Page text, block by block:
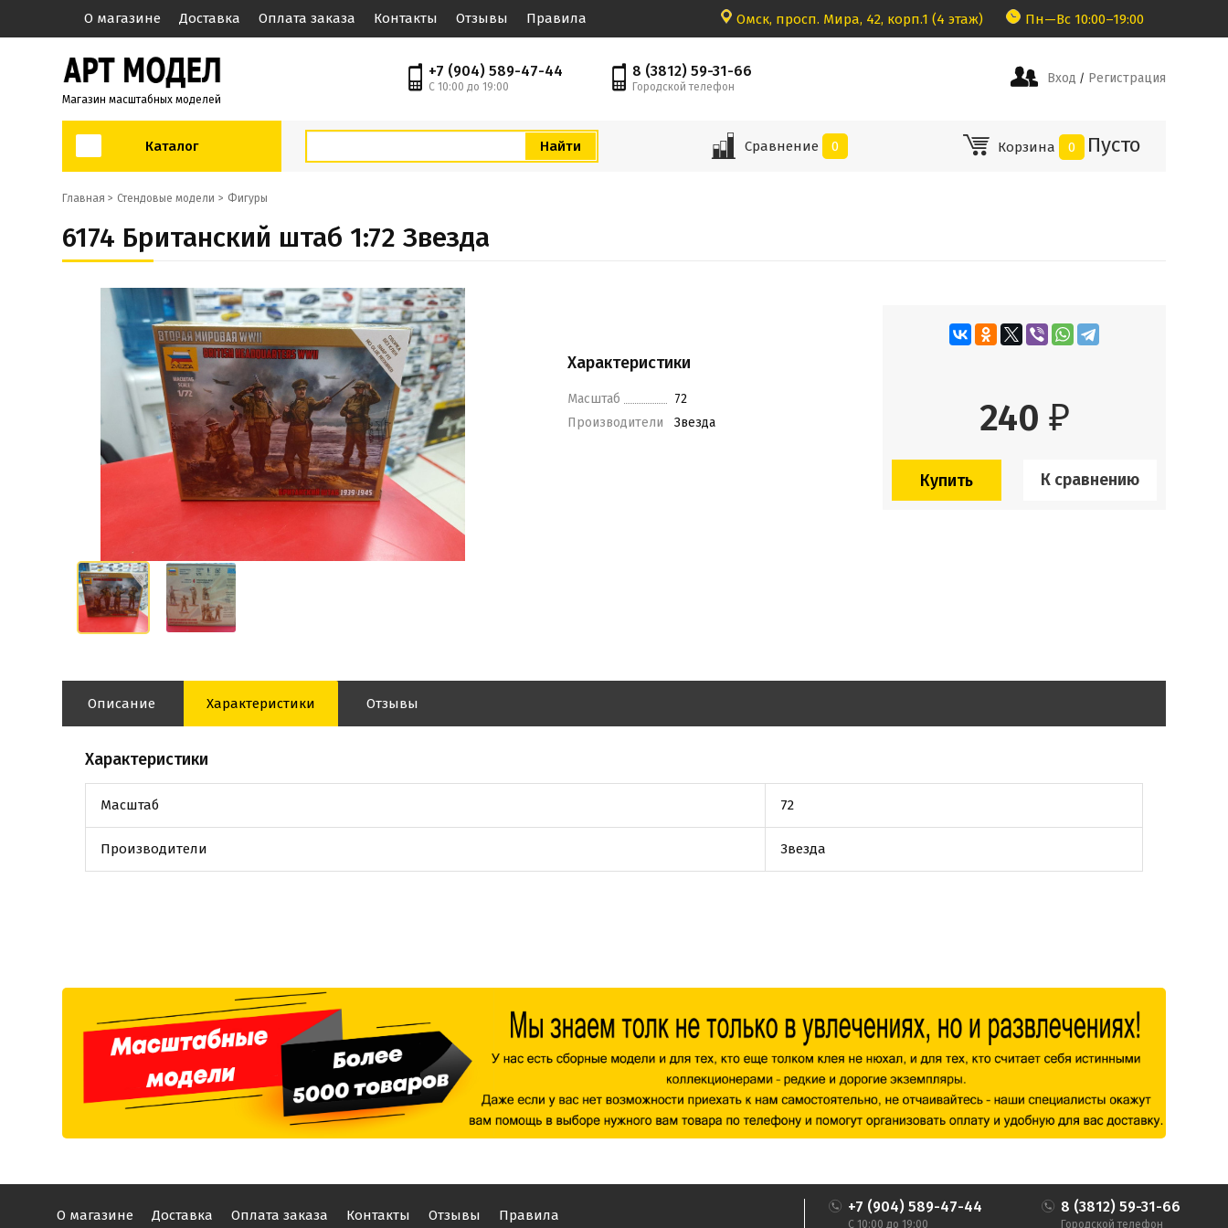
О магазине Доставка Оплата заказа Контакты Отзывы Правила Омск, просп. Мира, 42, корп.1 (4 этаж) Пн—Вс 10:00–19:00
Магазин масштабных моделей
+7 (904) 589-47-44
С 10:00 до 19:00
8 (3812) 59-31-66
Городской телефон
Вход / Регистрация
Каталог Сравнение 0 Корзина 0 Пусто
Главная > Стендовые модели Фигуры
6174 Британский штаб 1:72 Звезда
Характеристики
Масштаб
72
Производители
Звезда 240 ₽
К сравнению
Описание Характеристики Отзывы
Характеристики
Масштаб 72
Производители Звезда
О магазине Доставка Оплата заказа Контакты Отзывы Правила +7 (904) 589-47-44
С 10:00 до 19:00
8 (3812) 59-31-66
Городской телефон